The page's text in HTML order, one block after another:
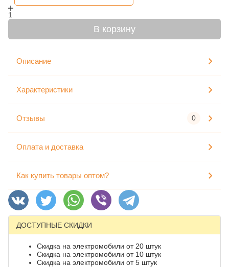
1
В корзину
Описание
Характеристики
Отзывы 0
Оплата и доставка
Как купить товары оптом?
ДОСТУПНЫЕ СКИДКИ
Скидка на электромобили от 20 штук
Скидка на электромобили от 10 штук
Скидка на электромобили от 5 штук